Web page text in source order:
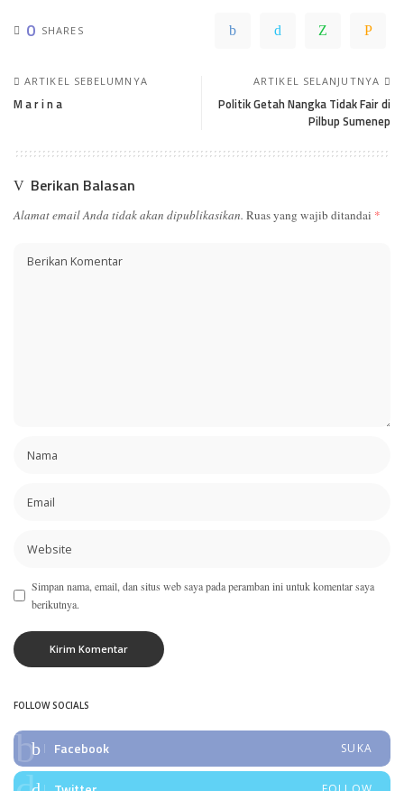
0 SHARES
ARTIKEL SEBELUMNYA
M a r i n a
ARTIKEL SELANJUTNYA
Politik Getah Nangka Tidak Fair di
Pilbup Sumenep
Berikan Balasan
Alamat email Anda tidak akan dipublikasikan. Ruas yang wajib ditandai *
Simpan nama, email, dan situs web saya pada peramban ini untuk komentar saya
berikutnya.
FOLLOW SOCIALS
Facebook SUKA